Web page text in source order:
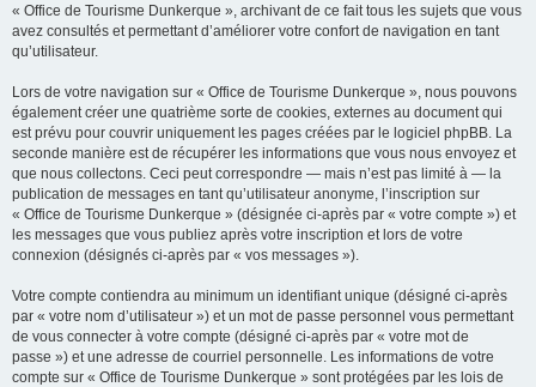
« Office de Tourisme Dunkerque », archivant de ce fait tous les sujets que vous
avez consultés et permettant d’améliorer votre confort de navigation en tant
qu’utilisateur.
Lors de votre navigation sur « Office de Tourisme Dunkerque », nous pouvons
également créer une quatrième sorte de cookies, externes au document qui
est prévu pour couvrir uniquement les pages créées par le logiciel phpBB. La
seconde manière est de récupérer les informations que vous nous envoyez et
que nous collectons. Ceci peut correspondre — mais n’est pas limité à — la
publication de messages en tant qu’utilisateur anonyme, l’inscription sur
« Office de Tourisme Dunkerque » (désignée ci-après par « votre compte ») et
les messages que vous publiez après votre inscription et lors de votre
connexion (désignés ci-après par « vos messages »).
Votre compte contiendra au minimum un identifiant unique (désigné ci-après
par « votre nom d’utilisateur ») et un mot de passe personnel vous permettant
de vous connecter à votre compte (désigné ci-après par « votre mot de
passe ») et une adresse de courriel personnelle. Les informations de votre
compte sur « Office de Tourisme Dunkerque » sont protégées par les lois de